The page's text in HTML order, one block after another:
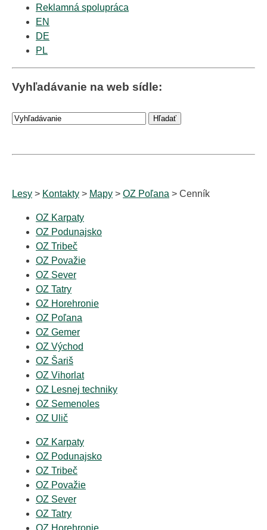
Reklamná spolupráca
EN
DE
PL
Vyhľadávanie na web sídle:
Lesy > Kontakty > Mapy > OZ Poľana > Cenník
OZ Karpaty
OZ Podunajsko
OZ Tribeč
OZ Považie
OZ Sever
OZ Tatry
OZ Horehronie
OZ Poľana
OZ Gemer
OZ Východ
OZ Šariš
OZ Vihorlat
OZ Lesnej techniky
OZ Semenoles
OZ Ulič
OZ Karpaty
OZ Podunajsko
OZ Tribeč
OZ Považie
OZ Sever
OZ Tatry
OZ Horehronie